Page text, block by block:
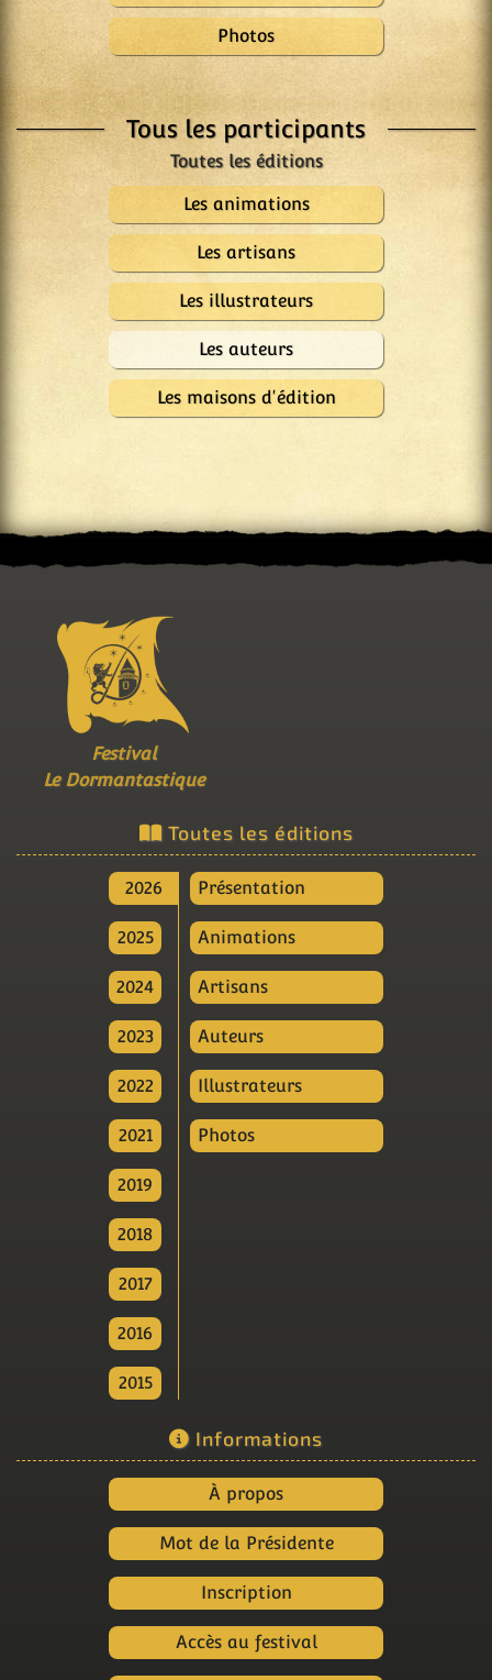
Photos
Tous les participants
Les animations
Les artisans
Les illustrateurs
Les auteurs
Les maisons d'édition
Festival
Le Dormantastique
Toutes les éditions
2026
2025
2024
2023
2022
2021
2019
2018
2017
2016
2015
Présentation
Animations
Artisans
Auteurs
Illustrateurs
Photos
Informations
À propos
Mot de la Présidente
Inscription
Accès au festival